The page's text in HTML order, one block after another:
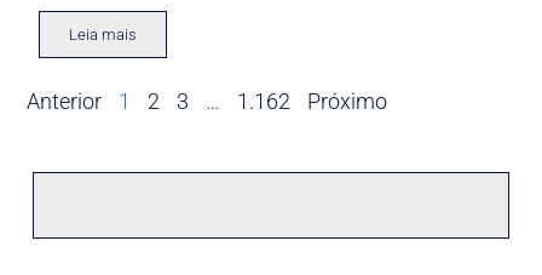
Leia mais
Anterior 1 2 3 … 1.162 Próximo